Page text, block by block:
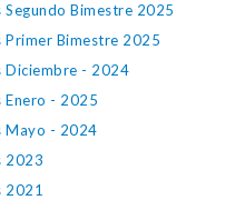
Segundo Bimestre 2025
Primer Bimestre 2025
Diciembre - 2024
Enero - 2025
Mayo - 2024
2023
2021